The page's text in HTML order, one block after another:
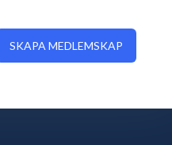
SKAPA MEDLEMSKAP